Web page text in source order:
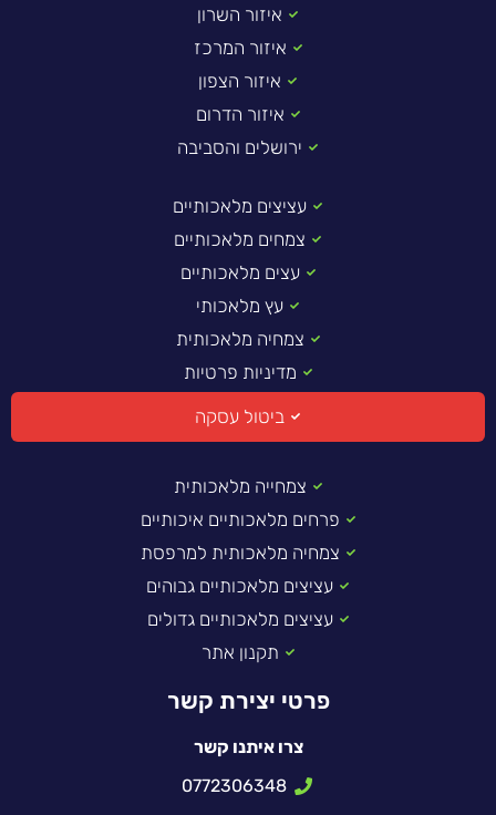
איזור השרון
איזור המרכז
איזור הצפון
איזור הדרום
ירושלים והסביבה
עציצים מלאכותיים
צמחים מלאכותיים
עצים מלאכותיים
עץ מלאכותי
צמחיה מלאכותית
מדיניות פרטיות
ביטול עסקה
צמחייה מלאכותית
פרחים מלאכותיים איכותיים
צמחיה מלאכותית למרפסת
עציצים מלאכותיים גבוהים
עציצים מלאכותיים גדולים
תקנון אתר
פרטי יצירת קשר
צרו איתנו קשר
0772306348